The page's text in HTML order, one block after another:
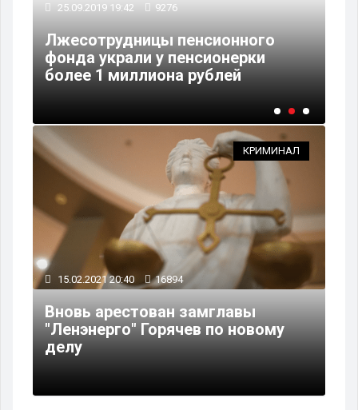
25.09.2019 19:42 9276
Лжесотрудницы пенсионного
фонда украли у пенсионерки
более 1 миллиона рублей
КРИМИНАЛ
15.02.2021 20:40 16894
Вновь арестован замглавы
"Ленэнерго" Горячев по новому
делу